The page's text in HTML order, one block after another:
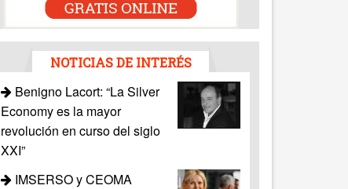
NOTICIAS DE INTERÉS
Benigno Lacort: “La Silver
Economy es la mayor
revolución en curso del siglo
XXI”
IMSERSO y CEOMA